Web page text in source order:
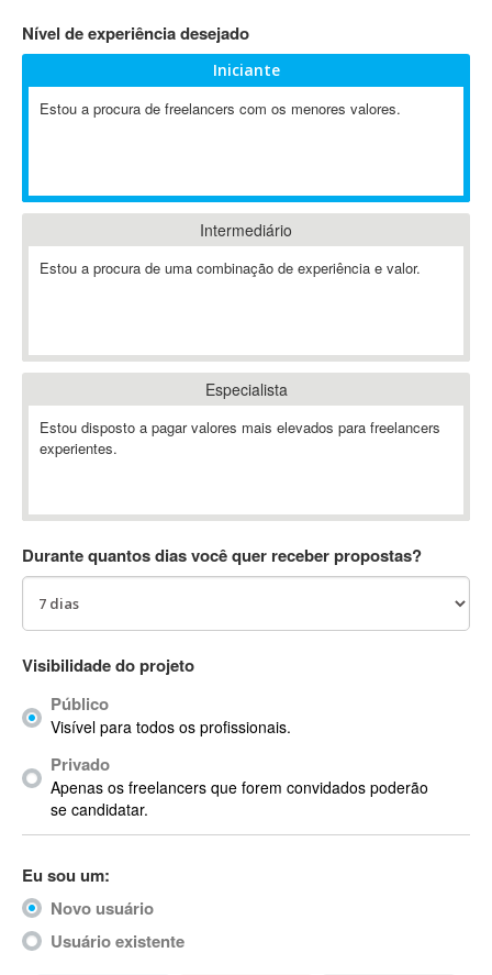
802.11
A-GPS
ABAP
Abaqus
ABBYY FineReader
Ableton
Ableton Push
Abstract
AC3
ACID Pro
ACPI
Acrobat
Acrobat X
Acronis
ACT
Actimize
ActionScript
ActionScript 3
Nível de experiência desejado
Iniciante
Estou a procura de freelancers com os menores valores.
Intermediário
Estou a procura de uma combinação de experiência e valor.
Especialista
Estou disposto a pagar valores mais elevados para freelancers
experientes.
Durante quantos dias você quer receber propostas?
Visibilidade do projeto
Público
Visível para todos os profissionais.
Privado
Apenas os freelancers que forem convidados poderão
se candidatar.
Eu sou um:
Novo usuário
Usuário existente